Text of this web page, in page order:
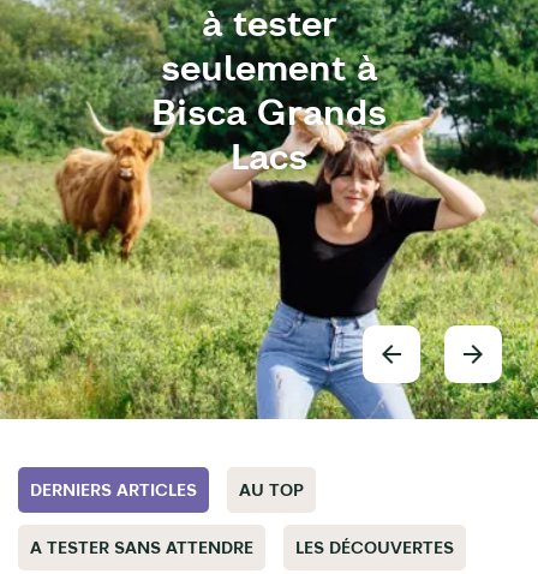
à tester
seulement à
Bisca Grands
Lacs
DERNIERS ARTICLES AU TOP
A TESTER SANS ATTENDRE LES DÉCOUVERTES